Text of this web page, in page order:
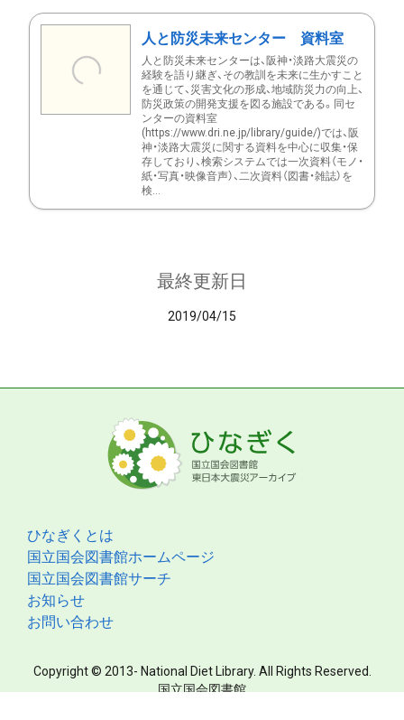
人と防災未来センター 資料室
人と防災未来センターは、阪神・淡路大震災の
経験を語り継ぎ、その教訓を未来に生かすこと
を通じて、災害文化の形成、地域防災力の向上、
防災政策の開発支援を図る施設である。同セ
ンターの資料室
(https://www.dri.ne.jp/library/guide/)では、阪
神・淡路大震災に関する資料を中心に収集・保
存しており、検索システムでは一次資料（モノ・
紙・写真・映像音声）、二次資料（図書・雑誌）を
検...
最終更新日
2019/04/15
ひなぎくとは
国立国会図書館ホームページ
国立国会図書館サーチ
お知らせ
お問い合わせ
Copyright © 2013- National Diet Library. All Rights Reserved.